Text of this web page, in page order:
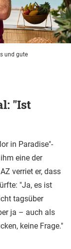
und gute
"Ist
in Paradise"-
eine der
verriet er, dass
"Ja, es ist
tagsüber
ja – auch als
keine Frage."